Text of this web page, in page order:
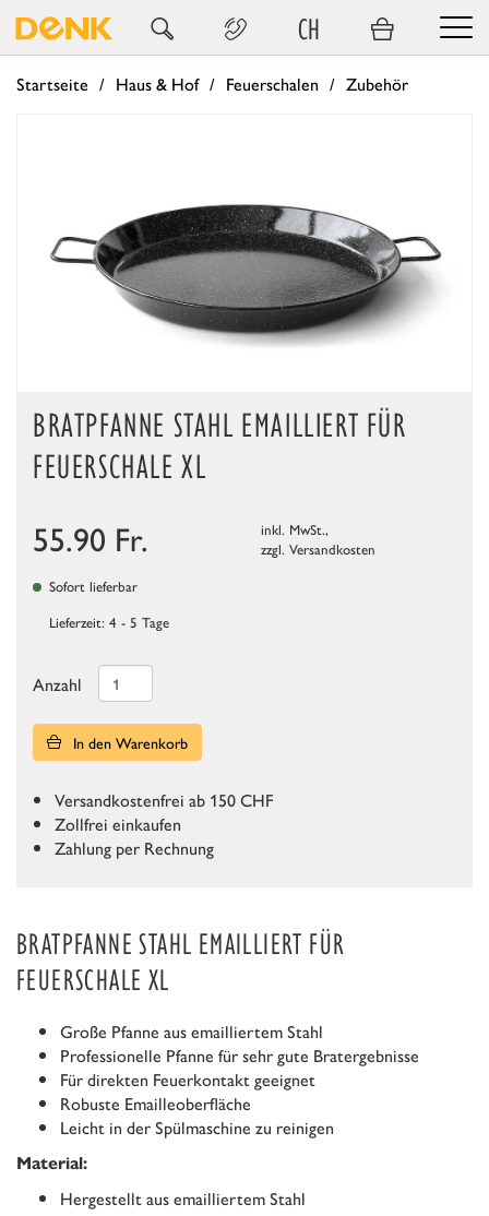
CH
Startseite Haus & Hof Feuerschalen Zubehör
BRATPFANNE STAHL EMAILLIERT FÜR
FEUERSCHALE XL
55.90 Fr.
inkl. MwSt.,
zzgl. Versandkosten
Sofort lieferbar
Lieferzeit: 4 - 5 Tage
Anzahl
In den Warenkorb
Versandkostenfrei ab 150 CHF
Zollfrei einkaufen
Zahlung per Rechnung
BRATPFANNE STAHL EMAILLIERT FÜR
FEUERSCHALE XL
Große Pfanne aus emailliertem Stahl
Professionelle Pfanne für sehr gute Bratergebnisse
Für direkten Feuerkontakt geeignet
Robuste Emailleoberfläche
Leicht in der Spülmaschine zu reinigen
Material:
Hergestellt aus emailliertem Stahl